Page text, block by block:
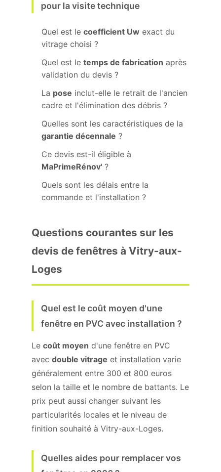
pour la visite technique
Quel est le coefficient Uw exact du
vitrage choisi ?
Quel est le temps de fabrication après
validation du devis ?
La pose inclut-elle le retrait de l'ancien
cadre et l'élimination des débris ?
Quelles sont les caractéristiques de la
garantie décennale ?
Ce devis est-il éligible à
MaPrimeRénov' ?
Quels sont les délais entre la
commande et l'installation ?
Questions courantes sur les
devis de fenêtres à Vitry-aux-
Loges
Quel est le coût moyen d'une
fenêtre en PVC avec installation ?
Le coût moyen d'une fenêtre en PVC
avec double vitrage et installation varie
généralement entre 300 et 800 euros
selon la taille et le nombre de battants. Le
prix peut aussi changer suivant les
particularités locales et le niveau de
finition souhaité à Vitry-aux-Loges.
Quelles aides pour remplacer vos